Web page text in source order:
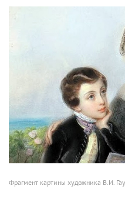
Фрагмент картины художника В.И.